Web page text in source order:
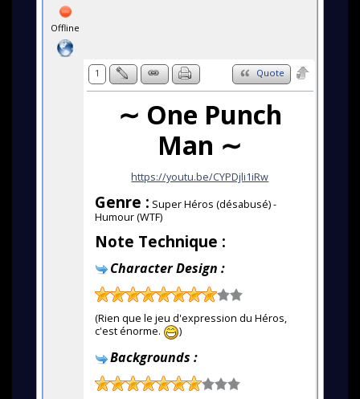
Offline
1 Quote
∼ One Punch
Man ∼
https://youtu.be/CYPDjli1iRw
Genre : Super Héros (désabusé) -
Humour (WTF)
Note Technique :
Character Design :
(Rien que le jeu d'expression du Héros,
c'est énorme.
)
Backgrounds :